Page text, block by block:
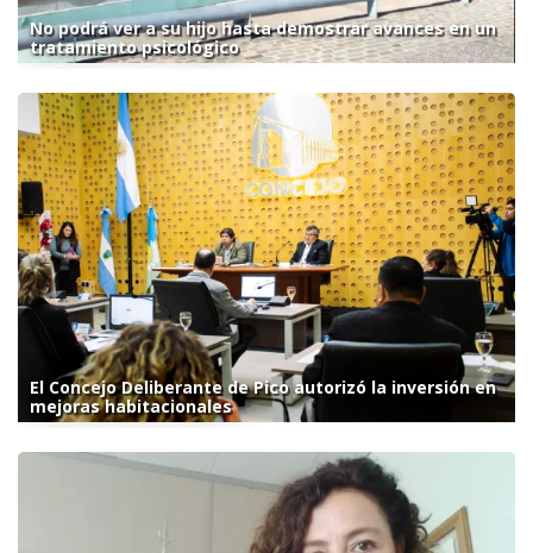
No podrá ver a su hijo hasta demostrar avances en un
tratamiento psicológico
El Concejo Deliberante de Pico autorizó la inversión en
mejoras habitacionales